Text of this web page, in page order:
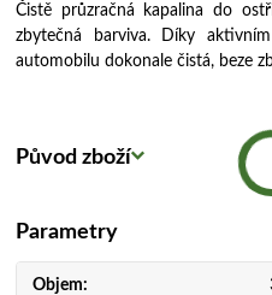
Čistě průzračná kapalina do
zbytečná barviva. Díky
automobilu dokonale čistá, beze
Původ zboží
Parametry
Objem